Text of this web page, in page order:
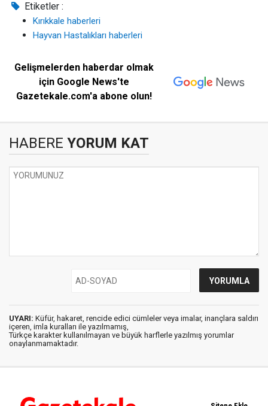
Etiketler :
Kırıkkale haberleri
Hayvan Hastalıkları haberleri
Gelişmelerden haberdar olmak
için Google News'te
Gazetekale.com'a abone olun!
HABERE YORUM KAT
UYARI: Küfür, hakaret, rencide edici cümleler veya imalar, inançlara saldırı
içeren, imla kuralları ile yazılmamış,
Türkçe karakter kullanılmayan ve büyük harflerle yazılmış yorumlar
onaylanmamaktadır.